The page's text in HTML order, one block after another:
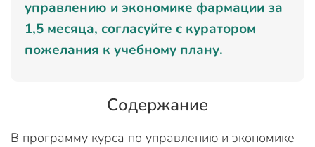
управлению и экономике фармации за
1,5 месяца, согласуйте с куратором
пожелания к учебному плану.
Содержание
В программу курса по управлению и экономике